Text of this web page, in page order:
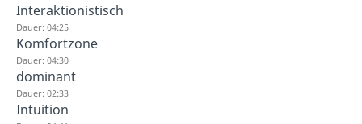
Interaktionistisch
Dauer: 04:25
Komfortzone
Dauer: 04:30
dominant
Dauer: 02:33
Intuition